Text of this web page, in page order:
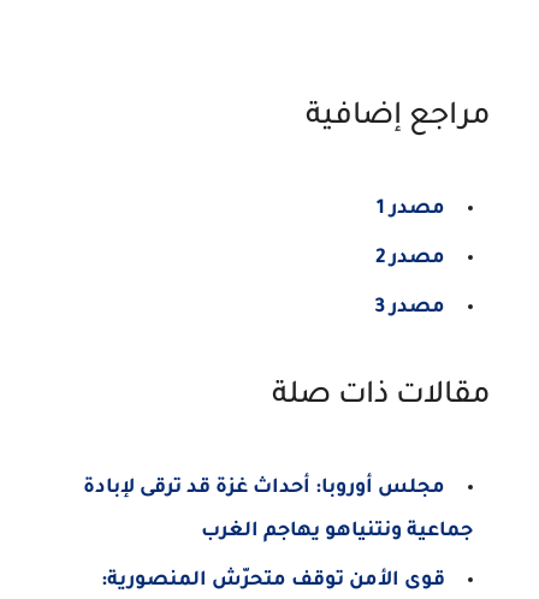
مراجع إضافية
مصدر 1
مصدر 2
مصدر 3
مقالات ذات صلة
مجلس أوروبا: أحداث غزة قد ترقى لإبادة
جماعية ونتنياهو يهاجم الغرب
قوى الأمن توقف متحرّش المنصورية: